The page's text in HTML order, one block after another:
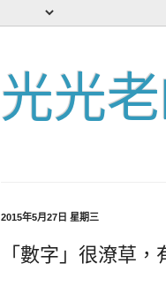
光光
2015年5月27日 星期三
「數字」很潦草，
敦南兒童